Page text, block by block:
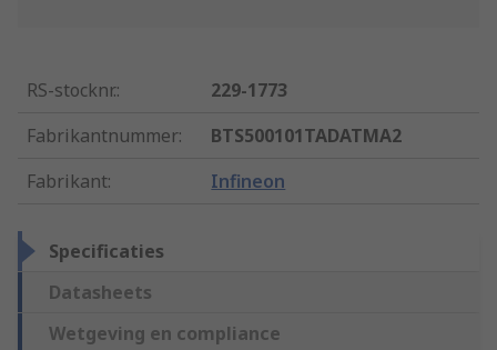
RS-stocknr.:
229-1773
Fabrikantnummer:
BTS500101TADATMA2
Fabrikant: Infineon
Specificaties
Datasheets
Wetgeving en compliance